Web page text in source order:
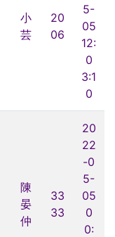
小
芸
20
06
5-
05
12:
0
3:1
0
陳
晏
仲
33
33
20
22
-0
5-
05
0
0: